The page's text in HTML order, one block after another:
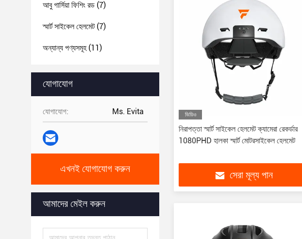
আবু গার্সিয়া ফিশিং রড (7)
স্মার্ট সাইকেল হেলমেট(7)
অন্যান্য পণ্যসমূহ(11)
যোগাযোগ
যোগাযোগ: Ms. Evita
এখনই যোগাযোগ করুন
আমাদের মেইল ​​করুন
ভিডিও
নিরাপত্তা স্মার্ট সাইকেল হেলমেট ক্যামেরা রেকর্ডার
1080PHD হালকা স্মার্ট মোটরসাইকেল হেলমেট
সেরা মূল্য পান